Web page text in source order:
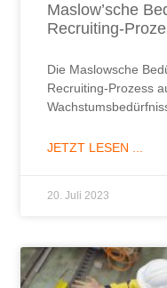
Maslow’sche
Recruiting-
Die Maslowsche
Recruiting-Prozess
JETZT LESEN ...
20. Juli 2023